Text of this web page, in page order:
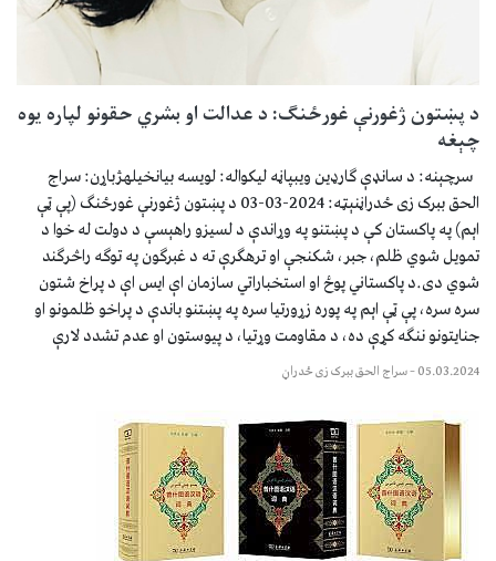
د پښتون ژغورنې غورځنګ: د عدالت او بشري حقونو لپاره یوه
چېغه
سرچېنه: د سانډې ګارډین ویبپاڼه لیکواله: لویسه بیانخیلهژباړن: سراج
الحق ببرک زی ځدراڼنېټه: 2024-03-03 د پښتون ژغورنې غورځنګ (پې ټې
اېم) په پاکستان کې د پښتنو په وړاندې د لسیزو راهېسې د دولت له خوا د
تمویل شوي ظلم، جبر، شکنجې او ترهګرې ته د غبرګون په توګه راڅرګند
شوي دی.د پاکستاني پوځ او استخباراتي سازمان اې ایس اې د پراخ شتون
سره سره، پې ټې اېم په پوره زړورتیا سره په پښتنو باندې د پراخو ظلمونو او
جنایتونو ننګه کړې ده، د مقاومت وړتیا، د پیوستون او عدم تشدد لارې
05.03.2024
–سراج الحق ببرک زی ځدراڼ